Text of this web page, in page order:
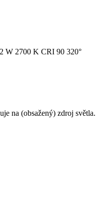
W 2700 K CRI 90 320°
na (obsažený) zdroj světla.